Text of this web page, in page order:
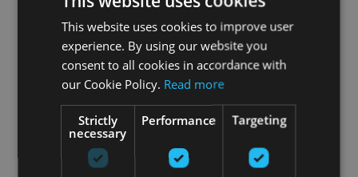
This website uses cookies to improve user
experience. By using our website you
consent to all cookies in accordance with
our Cookie Policy. Read more
Strictly
necessary
Performance Targeting